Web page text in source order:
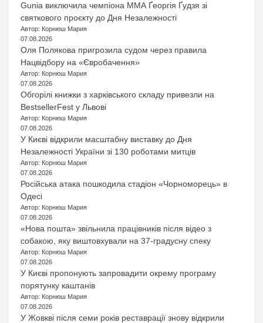
Gunia виключила чемпіона ММА Ґеоргія Ґудзя зі
святкового проєкту до Дня Незалежності
Автор: Корнюш Мария
07.08.2026
Оля Полякова пригрозила судом через правила
Нацвідбору на «Євробачення»
Автор: Корнюш Мария
07.08.2026
Обгорілі книжки з харківського складу привезли на
BestsellerFest у Львові
Автор: Корнюш Мария
07.08.2026
У Києві відкрили масштабну виставку до Дня
Незалежності України зі 130 роботами митців
Автор: Корнюш Мария
07.08.2026
Російська атака пошкодила стадіон «Чорноморець» в
Одесі
Автор: Корнюш Мария
07.08.2026
«Нова пошта» звільнила працівників після відео з
собакою, яку виштовхували на 37-градусну спеку
Автор: Корнюш Мария
07.08.2026
У Києві пропонують запровадити окрему програму
порятунку каштанів
Автор: Корнюш Мария
07.08.2026
У Жовкві після семи років реставрації знову відкрили